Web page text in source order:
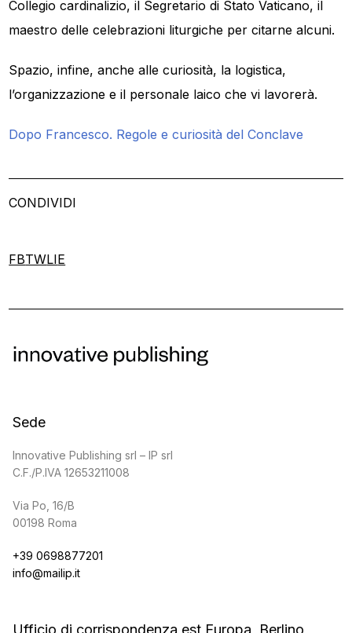
Collegio cardinalizio, il Segretario di Stato Vaticano, il
maestro delle celebrazioni liturgiche per citarne alcuni.
Spazio, infine, anche alle curiosità, la logistica,
l’organizzazione e il personale laico che vi lavorerà.
Dopo Francesco. Regole e curiosità del Conclave
CONDIVIDI
FBTWLIE
Sede
Innovative Publishing srl – IP srl
C.F./P.IVA 12653211008
Via Po, 16/B
00198 Roma
+39 0698877201
info@mailip.it
Ufficio di corrispondenza est Europa, Berlino